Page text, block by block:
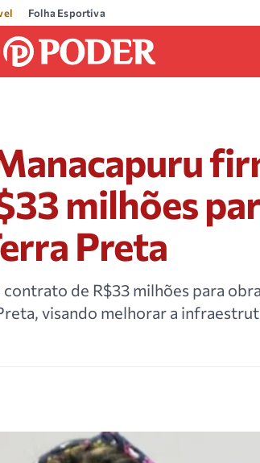
Folha Esportiva
milhões
Preta
de R$33 milhões para
visando melhorar a